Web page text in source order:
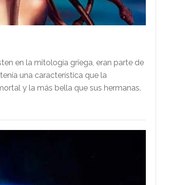
en la mitología griega, eran parte de
una característica que la
y la más bella que sus hermanas.